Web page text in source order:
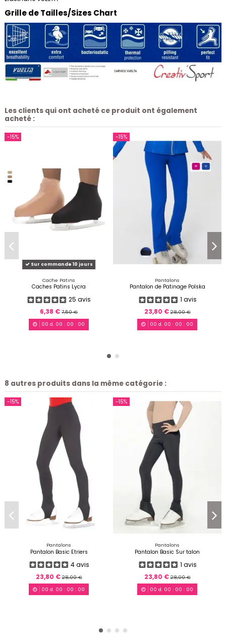
Grille de Tailles/Sizes Chart
Les clients qui ont acheté ce produit ont également
acheté :
-15%
Sur commande 10 jours
Cache Patins
Caches Patins Lycra
25 avis
6,38 € 7,50 €
00 d. 00 : 00 : 00
-15%
Pantalons
Pantalon de Patinage Polska
1 avis
23,80 €28,00 €
00 d. 00 : 00 : 00
8 autres produits dans la même catégorie :
-15%
Pantalons
Pantalon Basic Etriers
4 avis
23,80 €28,00 €
00 d. 00 : 00 : 00
-15%
Pantalons
Pantalon Basic Sur talon
1 avis
23,80 €28,00 €
00 d. 00 : 00 : 00